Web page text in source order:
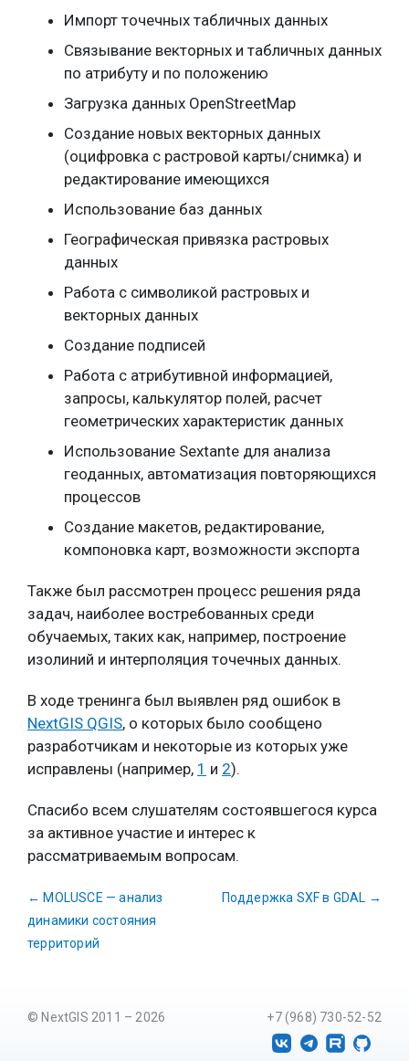
Импорт точечных табличных данных
Связывание векторных и табличных данных
по атрибуту и по положению
Загрузка данных OpenStreetMap
Создание новых векторных данных
(оцифровка с растровой карты/снимка) и
редактирование имеющихся
Использование баз данных
Географическая привязка растровых
данных
Работа с символикой растровых и
векторных данных
Создание подписей
Работа с атрибутивной информацией,
запросы, калькулятор полей, расчет
геометрических характеристик данных
Использование Sextante для анализа
геоданных, автоматизация повторяющихся
процессов
Создание макетов, редактирование,
компоновка карт, возможности экспорта
Также был рассмотрен процесс решения ряда
задач, наиболее востребованных среди
обучаемых, таких как, например, построение
изолиний и интерполяция точечных данных.
В ходе тренинга был выявлен ряд ошибок в
NextGIS QGIS, о которых было сообщено
разработчикам и некоторые из которых уже
исправлены (например, 1 и 2).
Спасибо всем слушателям состоявшегося курса
за активное участие и интерес к
рассматриваемым вопросам.
← MOLUSCE — анализ
динамики состояния
территорий
Поддержка SXF в GDAL →
+7 (968) 730-52-52
© NextGIS 2011 – 2026